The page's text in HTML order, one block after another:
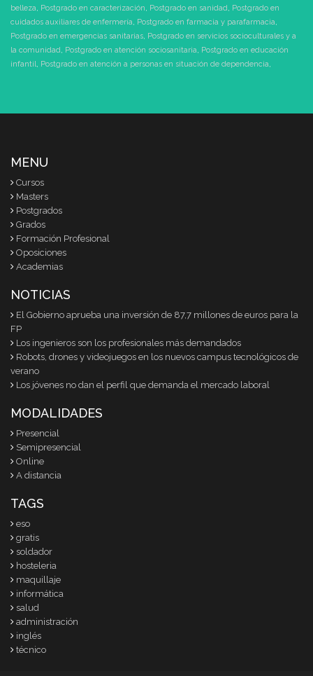
belleza, Postgrado en caracterización, Postgrado en sanidad, Postgrado en
cuidados auxiliares de enfermería, Postgrado en farmacia y parafarmacia,
Postgrado en emergencias sanitarias, Postgrado en servicios socioculturales y a
la comunidad, Postgrado en atención sociosanitaria, Postgrado en educación
infantil, Postgrado en atención a personas en situación de dependencia,
MENU
Cursos
Masters
Postgrados
Grados
Formación Profesional
Oposiciones
Academias
NOTICIAS
El Gobierno aprueba una inversión de 87,7 millones de euros para la
FP
Los ingenieros son los profesionales más demandados
Robots, drones y videojuegos en los nuevos campus tecnológicos de
verano
Los jóvenes no dan el perfil que demanda el mercado laboral
MODALIDADES
Presencial
Semipresencial
Online
A distancia
TAGS
eso
gratis
soldador
hosteleria
maquillaje
informática
salud
administración
inglés
técnico